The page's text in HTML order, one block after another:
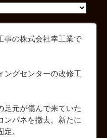
事の株式会社幸工業で
ングセンターの改修工
足元が傷んで来ていた
ンパネを撤去。新たに
。